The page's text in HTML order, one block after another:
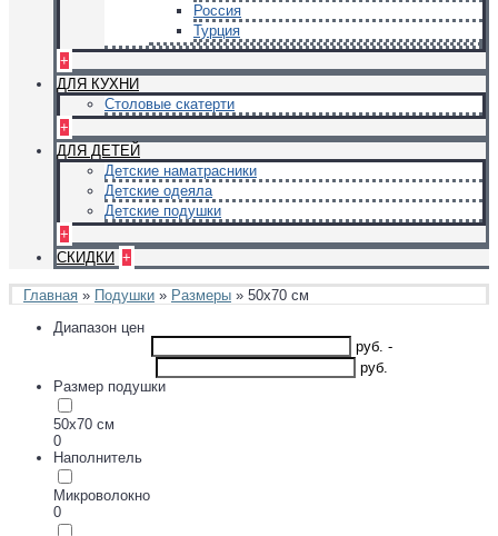
Россия
Турция
+
ДЛЯ КУХНИ
Столовые скатерти
+
ДЛЯ ДЕТЕЙ
Детские наматрасники
Детские одеяла
Детские подушки
+
СКИДКИ +
Главная » Подушки » Размеры » 50х70 см
Диапазон цен
руб. -
руб.
Размер подушки
50х70 см
0
Наполнитель
Микроволокно
0